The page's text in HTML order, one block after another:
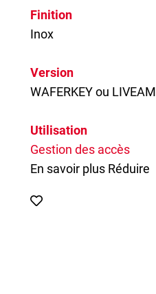
Finition
Inox
Version
WAFERKEY ou LIVEAM
Utilisation
Gestion des accès
En savoir plus Réduire